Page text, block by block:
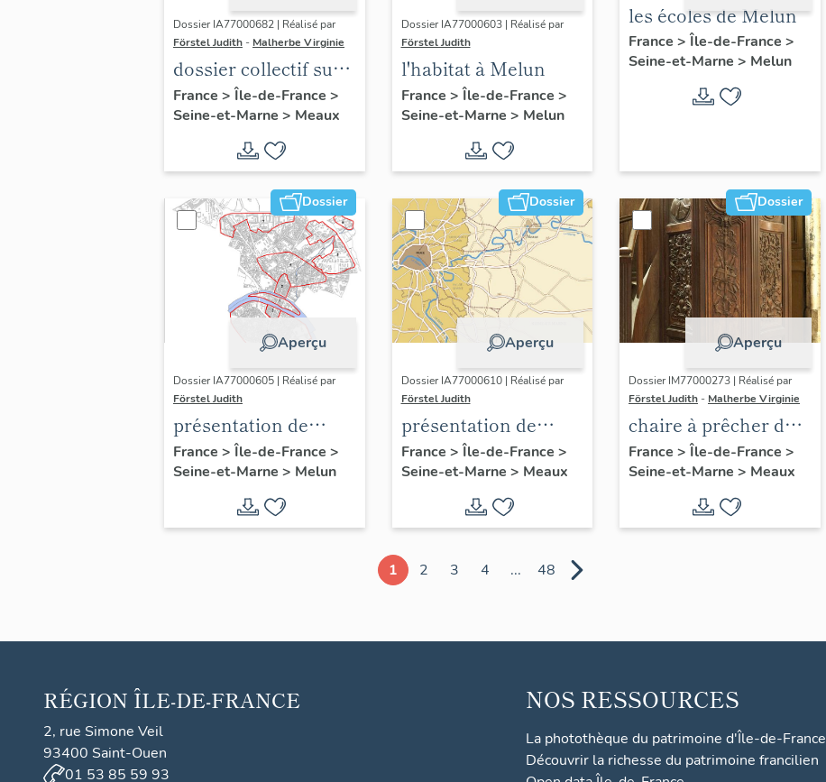
Dossier IA77000682 | Réalisé par
Förstel Judith - Malherbe Virginie
dossier collectif sur
les cours communes
du Faubourg Saint-
France > Île-de-France >
Seine-et-Marne > Meaux
Dossier IA77000603 | Réalisé par
Förstel Judith
l'habitat à Melun
France > Île-de-France >
Seine-et-Marne > Melun
les écoles de Melun
France > Île-de-France >
Seine-et-Marne > Melun
Dossier
Aperçu
Dossier IA77000605 | Réalisé par
Förstel Judith
présentation de
l'étude du
patrimoine de Melun
France > Île-de-France >
Seine-et-Marne > Melun
Dossier
Aperçu
Dossier IA77000610 | Réalisé par
Förstel Judith
présentation de
l'étude du
patrimoine de
France > Île-de-France >
Seine-et-Marne > Meaux
Dossier
Aperçu
Dossier IM77000273 | Réalisé par
Förstel Judith - Malherbe Virginie
chaire à prêcher des
Trinitaires
France > Île-de-France >
Seine-et-Marne > Meaux
1 2 3 4 ... 48
RÉGION ÎLE-DE-FRANCE
2, rue Simone Veil
93400 Saint-Ouen
01 53 85 59 93
NOS RESSOURCES
La photothèque du patrimoine d'Île-de-France
Découvrir la richesse du patrimoine francilien